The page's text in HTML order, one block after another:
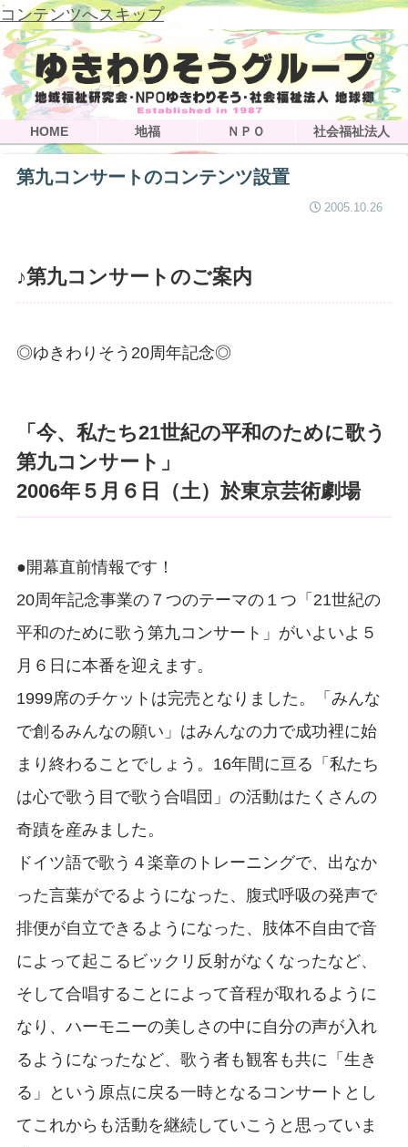
コンテンツへスキップ
HOME 地福 ＮＰＯ 社会福祉法人
第九コンサートのコンテンツ設置
2005.10.26
♪第九コンサートのご案内
◎ゆきわりそう20周年記念◎
「今、私たち21世紀の平和のために歌う
第九コンサート」
2006年５月６日（土）於東京芸術劇場
●開幕直前情報です！
20周年記念事業の７つのテーマの１つ「21世紀の
平和のために歌う第九コンサート」がいよいよ５
月６日に本番を迎えます。
1999席のチケットは完売となりました。「みんな
で創るみんなの願い」はみんなの力で成功裡に始
まり終わることでしょう。16年間に亘る「私たち
は心で歌う目で歌う合唱団」の活動はたくさんの
奇蹟を産みました。
ドイツ語で歌う４楽章のトレーニングで、出なか
った言葉がでるようになった、腹式呼吸の発声で
排便が自立できるようになった、肢体不自由で音
によって起こるビックリ反射がなくなったなど、
そして合唱することによって音程が取れるように
なり、ハーモニーの美しさの中に自分の声が入れ
るようになったなど、歌う者も観客も共に「生き
る」という原点に戻る一時となるコンサートとし
てこれからも活動を継続していこうと思っていま